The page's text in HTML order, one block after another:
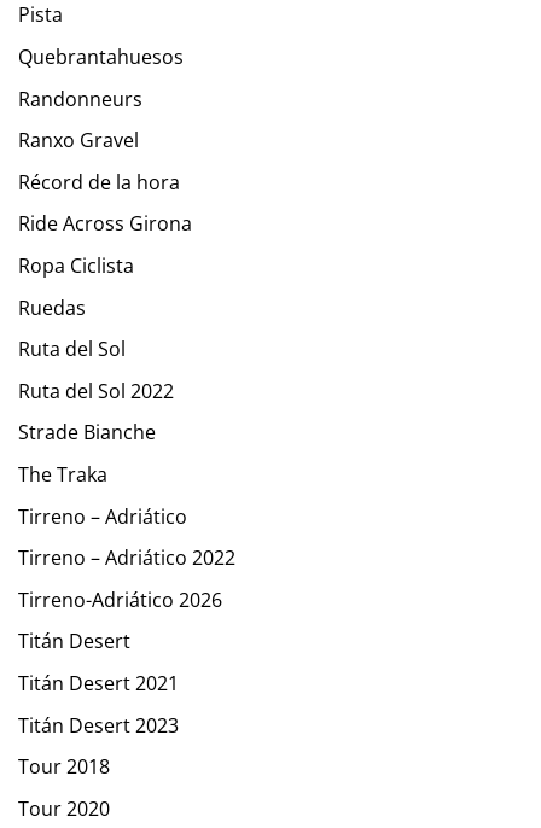
Pista
Quebrantahuesos
Randonneurs
Ranxo Gravel
Récord de la hora
Ride Across Girona
Ropa Ciclista
Ruedas
Ruta del Sol
Ruta del Sol 2022
Strade Bianche
The Traka
Tirreno – Adriático
Tirreno – Adriático 2022
Tirreno-Adriático 2026
Titán Desert
Titán Desert 2021
Titán Desert 2023
Tour 2018
Tour 2020